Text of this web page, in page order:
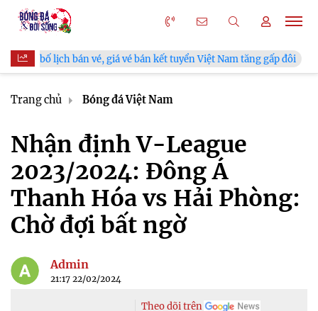
lịch bán vé, giá vé bán kết tuyển Việt Nam tăng gấp đôi
Trang chủ Bóng đá Việt Nam
Nhận định V-League
2023/2024: Đông Á
Thanh Hóa vs Hải Phòng:
Chờ đợi bất ngờ
Admin
21:17 22/02/2024
Theo dõi trên